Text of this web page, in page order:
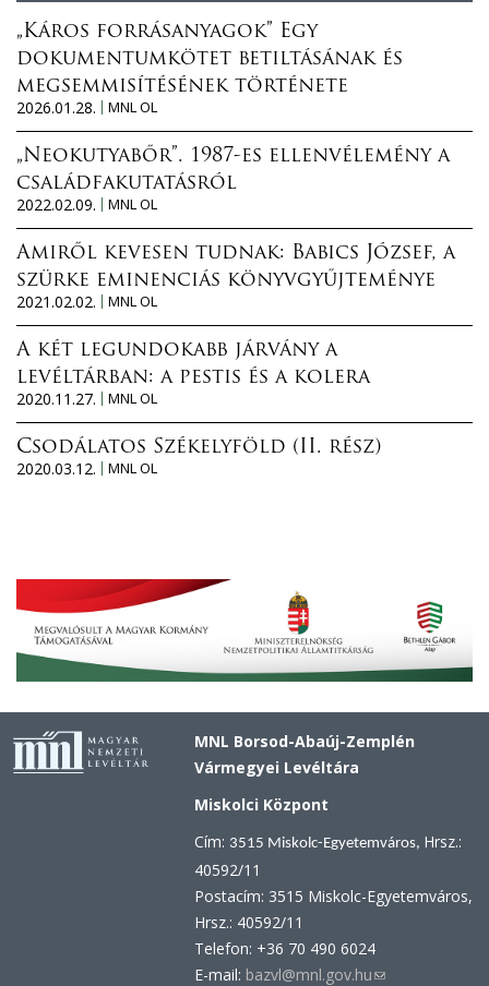
„Káros forrásanyagok” Egy
dokumentumkötet betiltásának és
megsemmisítésének története
2026.01.28.
MNL OL
„Neokutyabőr”. 1987-es ellenvélemény a
családfakutatásról
2022.02.09.
MNL OL
Amiről kevesen tudnak: Babics József, a
szürke eminenciás könyvgyűjteménye
2021.02.02.
MNL OL
A két legundokabb járvány a
levéltárban: a pestis és a kolera
2020.11.27.
MNL OL
Csodálatos Székelyföld (II. rész)
2020.03.12.
MNL OL
MNL Borsod-Abaúj-Zemplén
Vármegyei Levéltára
Miskolci Központ
Cím: 3515 Miskolc-Egyetemváros, Hrsz.:
40592/11
Postacím: 3515 Miskolc-Egyetemváros,
Hrsz.: 40592/11
Telefon: +36 70 490 6024
E-mail: bazvl@mnl.gov.hu(link